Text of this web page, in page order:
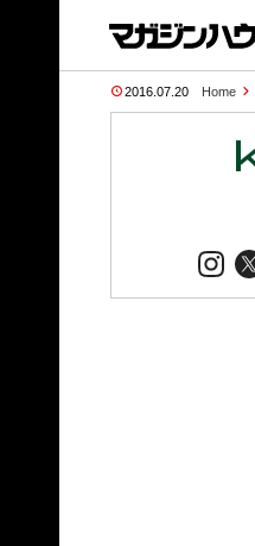
2016.07.20 Home